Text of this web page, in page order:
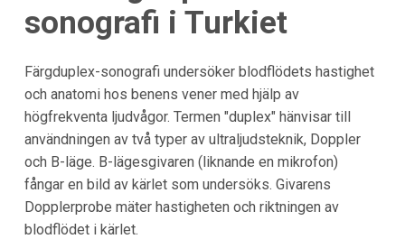
sonografi i Turkiet
Färgduplex-sonografi undersöker blodflödets hastighet
och anatomi hos benens vener med hjälp av
högfrekventa ljudvågor. Termen "duplex" hänvisar till
användningen av två typer av ultraljudsteknik, Doppler
och B-läge. B-lägesgivaren (liknande en mikrofon)
fångar en bild av kärlet som undersöks. Givarens
Dopplerprobe mäter hastigheten och riktningen av
blodflödet i kärlet.